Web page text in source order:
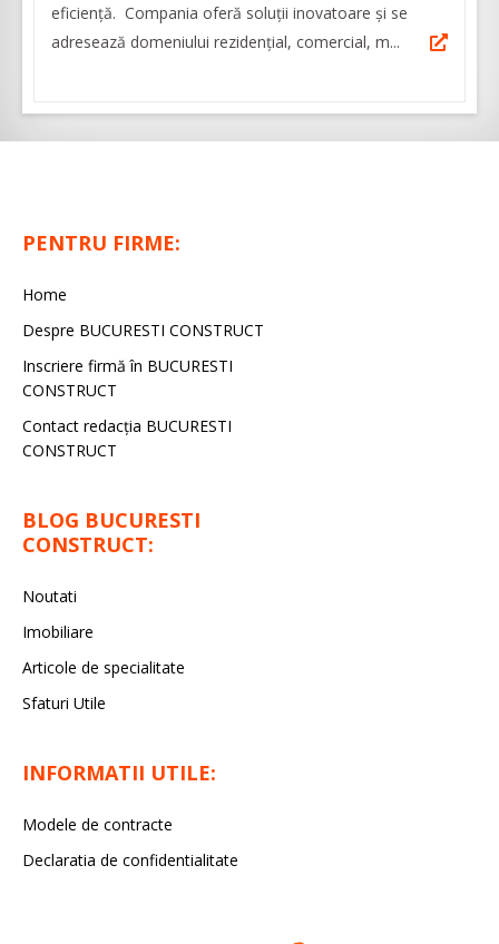
eficienţă. Compania oferă soluţii inovatoare şi se
adresează domeniului rezidenţial, comercial, m...
PENTRU FIRME:
Home
Despre BUCURESTI CONSTRUCT
Inscriere firmă în BUCURESTI
CONSTRUCT
Contact redacţia BUCURESTI
CONSTRUCT
BLOG BUCURESTI
CONSTRUCT:
Noutati
Imobiliare
Articole de specialitate
Sfaturi Utile
INFORMATII UTILE:
Modele de contracte
Declaratia de confidentialitate